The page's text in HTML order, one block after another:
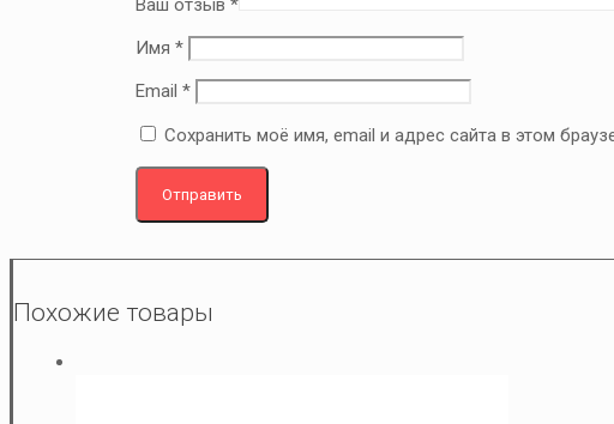
Ваш отзыв *
Имя *
Email *
Сохранить моё имя, email и адрес сайта в этом
Похожие товары